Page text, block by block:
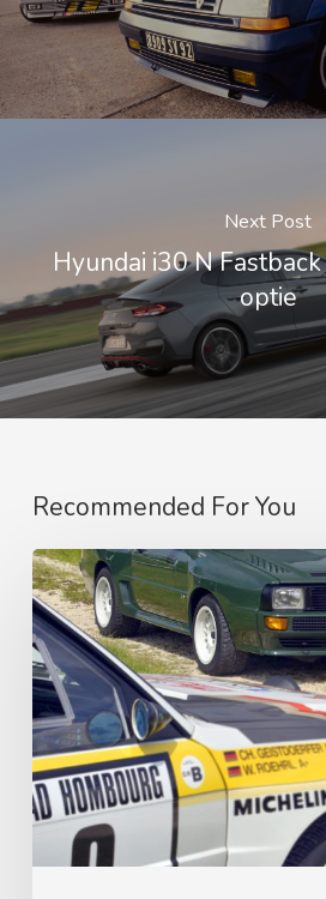
Next Post
Hyundai i30 N
optie
Recommended For You
DE
GEKNOTTE
QUATTRO